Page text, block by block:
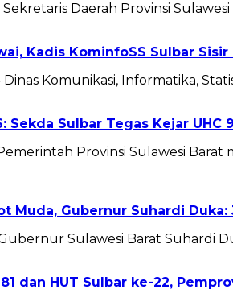
Sekretaris Daerah Provinsi
Kadis KominfoSS Sulbar
Komunikasi, Informatika,
Sekda Sulbar Tegas Kejar
Provinsi Sulawesi
Muda, Gubernur Suhardi
Sulawesi Barat Suhardi
dan HUT Sulbar ke-22,